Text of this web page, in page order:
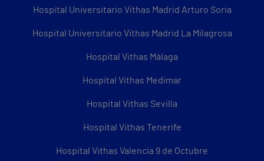
Hospital Universitario Vithas Madrid Arturo Soria
Hospital Universitario Vithas Madrid La Milagrosa
Hospital Vithas Málaga
Hospital Vithas Medimar
Hospital Vithas Sevilla
Hospital Vithas Tenerife
Hospital Vithas Valencia 9 de Octubre